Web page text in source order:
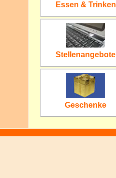
Essen & Trinken
Stellenangebote
Geschenke